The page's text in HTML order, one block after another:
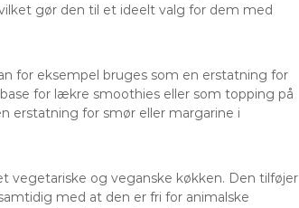
gør den til et ideelt valg for dem med
for eksempel bruges som en erstatning for
for lækre smoothies eller som topping på
erstatning for smør eller margarine i
vegetariske og veganske køkken. Den tilføjer
med at den er fri for animalske